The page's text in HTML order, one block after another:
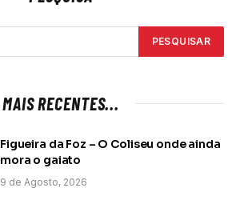
MAIS RECENTES...
Figueira da Foz – O Coliseu onde ainda
mora o gaiato
9 de Agosto, 2026